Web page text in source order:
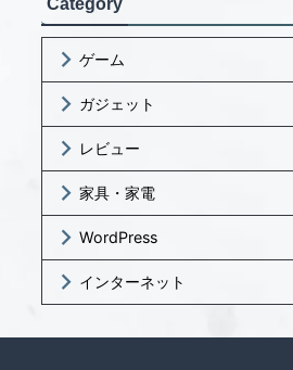
Category
ゲーム
ガジェット
レビュー
家具・家電
WordPress
インターネット